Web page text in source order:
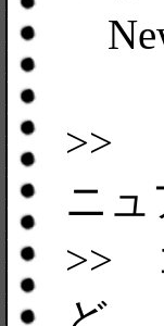
>>
ニュ
>>